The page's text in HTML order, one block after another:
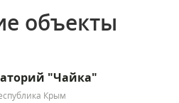
объекты
"Чайка"
Крым